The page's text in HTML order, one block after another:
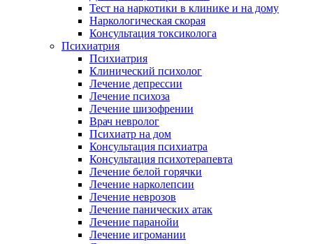
Тест на наркотики в клинике и на дому
Наркологическая скорая
Консультация токсиколога
Психиатрия
Психиатрия
Клинический психолог
Лечение депрессии
Лечение психоза
Лечение шизофрении
Врач невролог
Психиатр на дом
Консультация психиатра
Консультация психотерапевта
Лечение белой горячки
Лечение нарколепсии
Лечение неврозов
Лечение панических атак
Лечение паранойи
Лечение игромании